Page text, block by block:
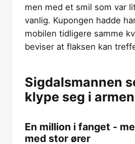
men med et smil som var
vanlig. Kupongen hadde
mobilen tidligere samme
beviser at flaksen kan
Sigdalsmannen
klype seg i armen
En million i fanget -
med stor ører